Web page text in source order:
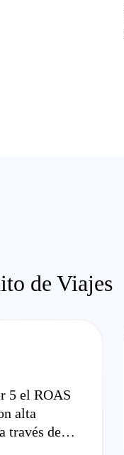
de Viajes
5 el ROAS
alta
través de